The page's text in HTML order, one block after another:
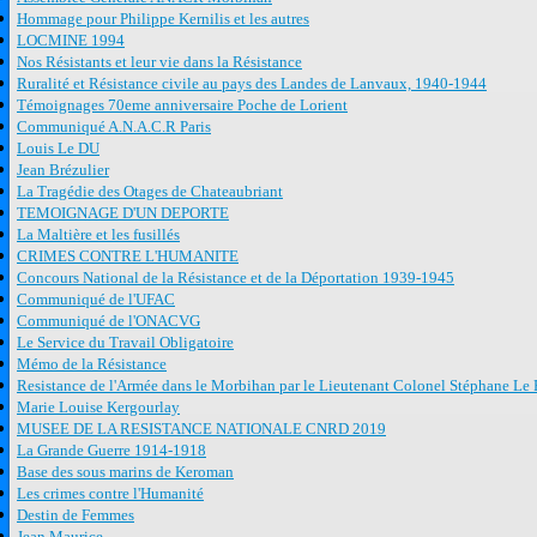
Hommage pour Philippe Kernilis et les autres
LOCMINE 1994
Nos Résistants et leur vie dans la Résistance
Ruralité et Résistance civile au pays des Landes de Lanvaux, 1940-1944
Témoignages 70eme anniversaire Poche de Lorient
Communiqué A.N.A.C.R Paris
Louis Le DU
Jean Brézulier
La Tragédie des Otages de Chateaubriant
TEMOIGNAGE D'UN DEPORTE
La Maltière et les fusillés
CRIMES CONTRE L'HUMANITE
Concours National de la Résistance et de la Déportation 1939-1945
Communiqué de l'UFAC
Communiqué de l'ONACVG
Le Service du Travail Obligatoire
Mémo de la Résistance
Resistance de l'Armée dans le Morbihan par le Lieutenant Colonel Stéphane Le
Marie Louise Kergourlay
MUSEE DE LA RESISTANCE NATIONALE CNRD 2019
La Grande Guerre 1914-1918
Base des sous marins de Keroman
Les crimes contre l'Humanité
Destin de Femmes